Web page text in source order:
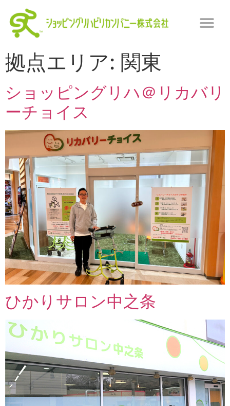
拠点エリア: 関東
ショッピングリハ＠リカバリ
ーチョイス
ひかりサロン中之条